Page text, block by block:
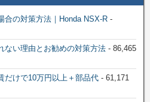
合の対策方法｜Honda NSX-R -
ない理由とお勧めの対策方法 - 86,465
だけで10万円以上＋部品代 - 61,171